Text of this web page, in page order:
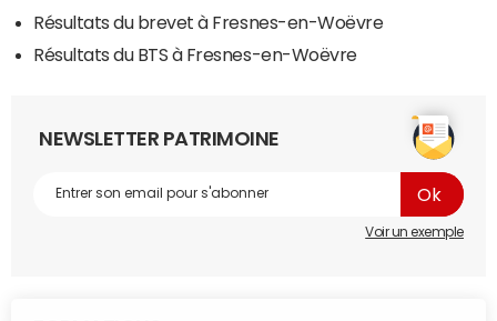
Résultats du brevet à Fresnes-en-Woëvre
Résultats du BTS à Fresnes-en-Woëvre
NEWSLETTER PATRIMOINE
Voir un exemple